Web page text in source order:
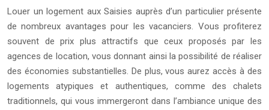
Louer un logement aux Saisies auprès d’un particulier présente
de nombreux avantages pour les vacanciers. Vous profiterez
souvent de prix plus attractifs que ceux proposés par les
agences de location, vous donnant ainsi la possibilité de réaliser
des économies substantielles. De plus, vous aurez accès à des
logements atypiques et authentiques, comme des chalets
traditionnels, qui vous immergeront dans l’ambiance unique des